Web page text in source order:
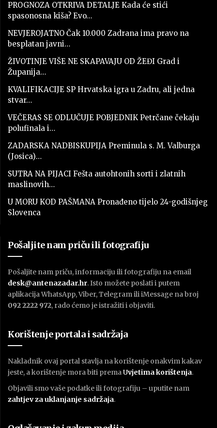
PROGNOZA OTKRIVA DETALJE Kada će stići
spasonosna kiša? Evo…
NEVJEROJATNO Čak 10.000 Zadrana ima pravo na
besplatan javni…
ŽIVOTINJE VIŠE NE SKAPAVAJU OD ŽEĐI Grad i
Županija…
KVALIFIKACIJE SP Hrvatska igra u Zadru, ali jedna
stvar…
VEČERAS SE ODLUČUJE POBJEDNIK Petrčane čekaju
polufinala i…
ZADARSKA NADBISKUPIJA Preminula s. M. Valburga
(Josica)…
SUTRA NA PIJACI Fešta autohtonih sorti i zlatnih
maslinovih…
U MORU KOD PAŠMANA Pronađeno tijelo 24-godišnjeg
Slovenca
Pošaljite nam priču ili fotografiju
Pošaljite nam priču, informaciju ili fotografiju na email
desk@antenazadar.hr. Isto možete poslati i putem
aplikacija WhatsApp, Viber, Telegram ili iMessage na broj
092 2222 972, rado ćemo je istražiti i objaviti.
Korištenje portala i sadržaja
Nakladnik ovaj portal stavlja na korištenje onakvim kakav
jeste, a korištenje mora biti premaUvjetima korištenja.
Objavili smo vaše podatke ili fotografiju – uputite nam
zahtjev za uklanjanje sadržaja.